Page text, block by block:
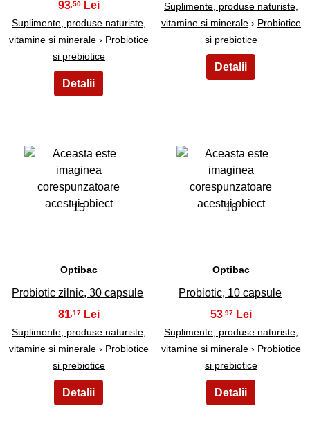
93 ,50
Suplimente, produse naturiste,
vitamine si minerale› Probiotice
si prebiotice
Suplimente, produse naturiste,
vitamine si minerale› Probiotice
si prebiotice
15
Optibac
Probiotic zilnic, 30 capsule
81 ,17
Suplimente, produse naturiste,
vitamine si minerale› Probiotice
si prebiotice
16
Optibac
Probiotic, 10 capsule
53 ,97
Suplimente, produse naturiste,
vitamine si minerale› Probiotice
si prebiotice